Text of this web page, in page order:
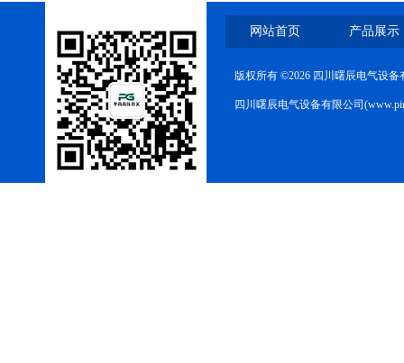
网站首页 产品展示
版权所有 ©2026 四川曙辰电气设
四川曙辰电气设备有限公司